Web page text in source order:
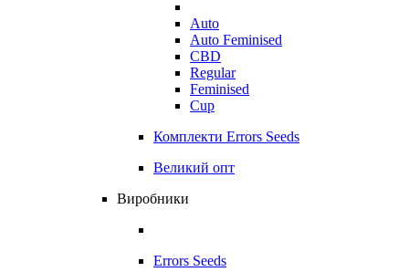
Auto
Auto Feminised
CBD
Regular
Feminised
Cup
Комплекти Errors Seeds
Великий опт
Виробники
Errors Seeds